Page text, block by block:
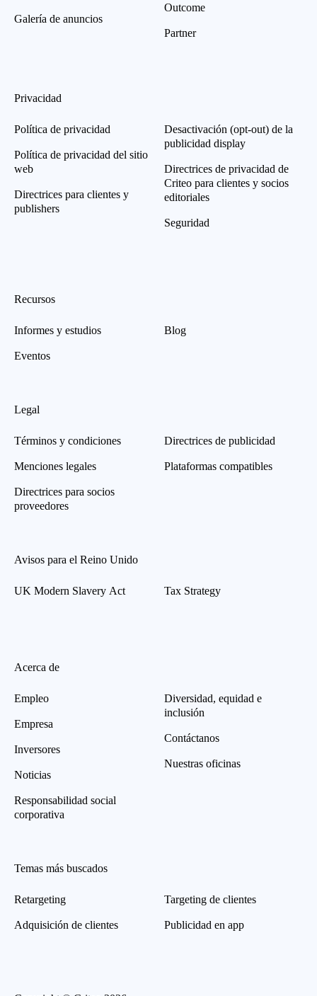
Galería de anuncios
Outcome
Partner
Privacidad
Política de privacidad
Política de privacidad del sitio
web
Directrices para clientes y
publishers
Desactivación (opt-out) de la
publicidad display
Directrices de privacidad de
Criteo para clientes y socios
editoriales
Seguridad
Recursos
Informes y estudios
Eventos
Blog
Legal
Términos y condiciones
Menciones legales
Directrices para socios
proveedores
Directrices de publicidad
Plataformas compatibles
Avisos para el Reino Unido
UK Modern Slavery Act Tax Strategy
Acerca de
Empleo
Empresa
Inversores
Noticias
Responsabilidad social
corporativa
Diversidad, equidad e
inclusión
Contáctanos
Nuestras oficinas
Temas más buscados
Retargeting
Adquisición de clientes
Targeting de clientes
Publicidad en app